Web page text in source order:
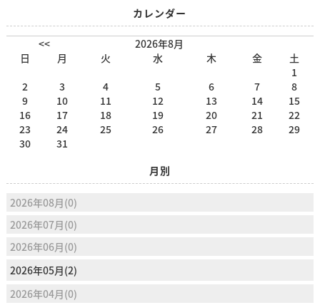
カレンダー
<<
2026年8月
日
月 火 水 木 金
土
1
2
3 4 5 6 7
8
9
10 11 12 13 14
15
16
17 18 19 20 21
22
23
24 25 26 27 28
29
30
31
月別
2026年08月(0)
2026年07月(0)
2026年06月(0)
2026年05月(2)
2026年04月(0)